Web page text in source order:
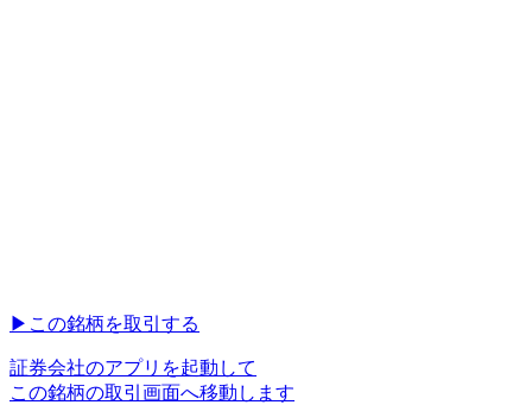
▶︎ この銘柄を取引する
証券会社のアプリを起動して
この銘柄の取引画面へ移動します